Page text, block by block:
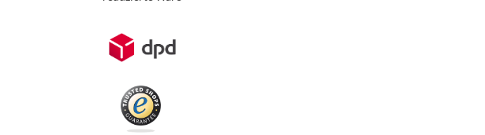
Weitere Informationen über den gesperrten Inhalt.